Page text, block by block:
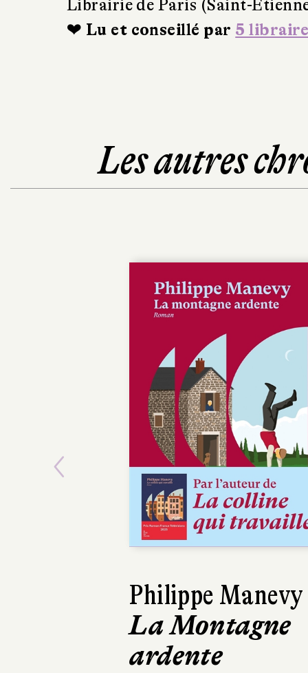
Librairie de Paris (Saint-
❤ Lu et conseillé par 5
Les autres
Philippe Manevy
La Montagne
ardente
Alice
Peaux
Éditions
Previous